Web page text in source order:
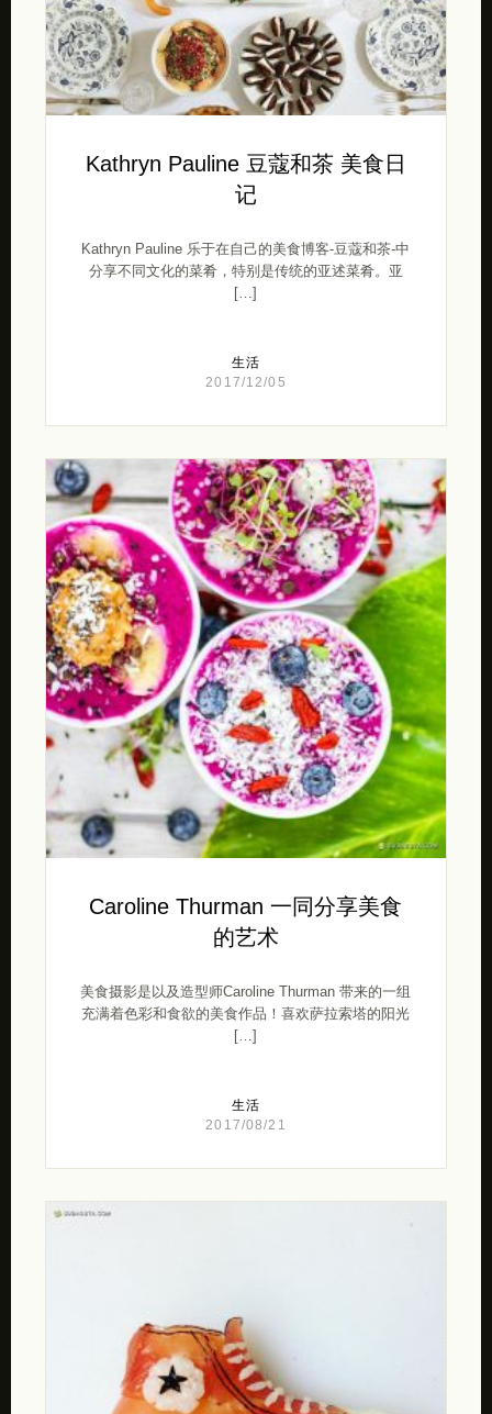
Kathryn Pauline 豆蔻和茶 美食日
记
Kathryn Pauline 乐于在自己的美食博客-豆蔻和茶-中
分享不同文化的菜肴，特别是传统的亚述菜肴。亚
[…]
生活
2017/12/05
Caroline Thurman 一同分享美食
的艺术
美食摄影是以及造型师Caroline Thurman 带来的一组
充满着色彩和食欲的美食作品！喜欢萨拉索塔的阳光
[…]
生活
2017/08/21